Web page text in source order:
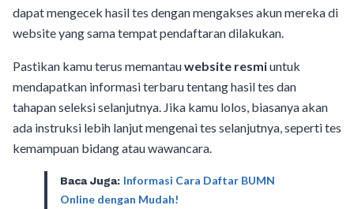
dapat mengecek hasil tes dengan mengakses akun mereka di
website yang sama tempat pendaftaran dilakukan.
Pastikan kamu terus memantauwebsite resmiuntuk
mendapatkan informasi terbaru tentang hasil tes dan
tahapan seleksi selanjutnya. Jika kamu lolos, biasanya akan
ada instruksi lebih lanjut mengenai tes selanjutnya, seperti tes
kemampuan bidang atau wawancara.
Baca Juga: Informasi Cara Daftar BUMN
Online dengan Mudah!